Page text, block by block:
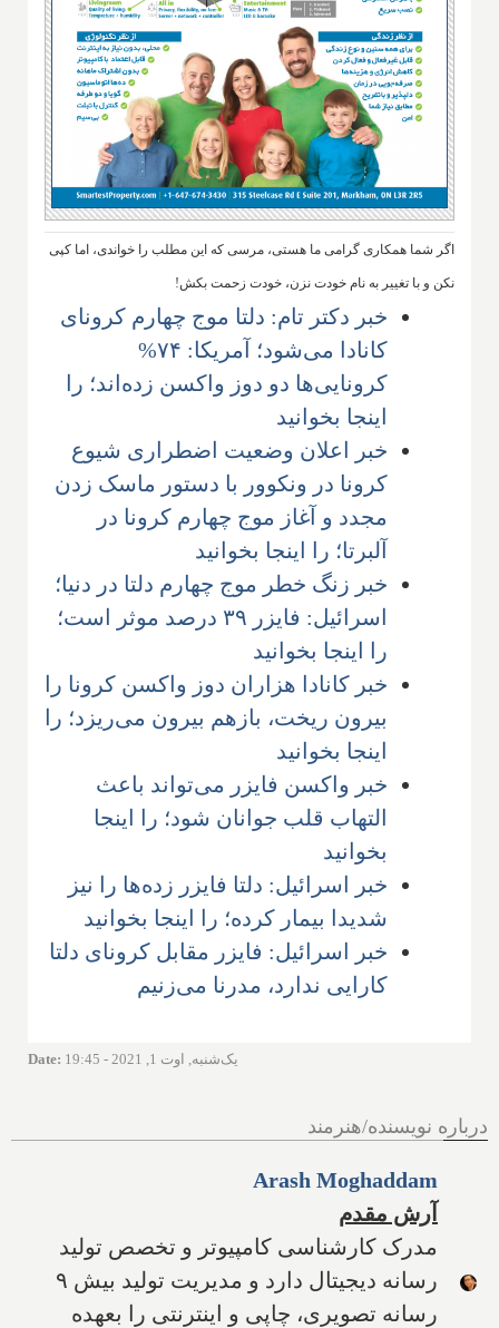
اگر شما همکاری گرامی ما هستی، مرسی که این مطلب را خواندی، اما کپی
نکن و با تغییر به نام خودت نزن، خودت زحمت بکش!
خبر دکتر تام: دلتا موج چهارم کرونای
کانادا می‌شود؛ آمریکا: ۷۴%
کرونایی‌ها دو دوز واکسن زده‌اند؛ را
اینجا بخوانید
خبر اعلان وضعیت اضطراری شیوع
کرونا در ونکوور با دستور ماسک زدن
مجدد و آغاز موج چهارم کرونا در
آلبرتا؛ را اینجا بخوانید
خبر زنگ خطر موج چهارم دلتا در دنیا؛
اسرائیل: فایزر ۳۹ درصد موثر است؛
را اینجا بخوانید
خبر کانادا هزاران دوز واکسن کرونا را
بیرون ریخت، بازهم بیرون می‌ریزد؛ را
اینجا بخوانید
خبر واکسن فایزر می‌تواند باعث
التهاب قلب جوانان شود؛ را اینجا
بخوانید
خبر اسرائیل: دلتا فایزر زده‌ها را نیز
شدیدا بیمار کرده؛ را اینجا بخوانید
خبر اسرائیل: فایزر مقابل کرونای دلتا
کارایی ندارد، مدرنا می‌زنیم
Date: یک‌شنبه, اوت 1, 2021 - 19:45
درباره نویسنده/هنرمند
Arash Moghaddam
آرش مقدم
مدرک کارشناسی کامپیوتر و تخصص تولید
رسانه دیجیتال دارد و مدیریت تولید بیش ۹
رسانه تصویری، چاپی و اینترنتی را بعهده